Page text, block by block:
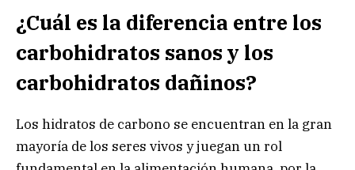
¿Cuál es la diferencia entre los
carbohidratos sanos y los
carbohidratos dañinos?
Los hidratos de carbono se encuentran en la gran
mayoría de los seres vivos y juegan un rol